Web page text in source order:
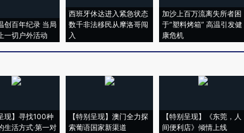
创百年纪录 当局
一切户外活动
西班牙休达进入紧急状态
数千非法移民从摩洛哥闯
入
加沙上百万流离失所者困
于“塑料烤箱” 高温引发健
康危机
现】寻找100种
生活方式·第一对
【特别呈现】澳门全力探
索葡语国家新渠道
【特别呈现】《东莞，人
间便利店》倾情上线